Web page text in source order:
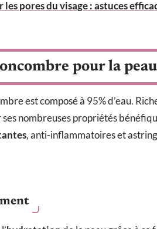
les pores du visage : astuces
pour la peau
est composé à 95% d’eau.
nombreuses propriétés
, anti-inflammatoires et